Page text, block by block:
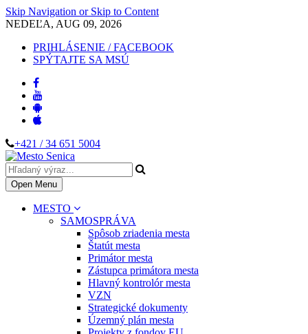
Skip Navigation or Skip to Content
NEDEĽA, AUG 09, 2026
PRIHLÁSENIE / FACEBOOK
SPÝTAJTE SA MSÚ
+421 / 34 651 5004
Open Menu
MESTO
SAMOSPRÁVA
Spôsob zriadenia mesta
Štatút mesta
Primátor mesta
Zástupca primátora mesta
Hlavný kontrolór mesta
VZN
Strategické dokumenty
Územný plán mesta